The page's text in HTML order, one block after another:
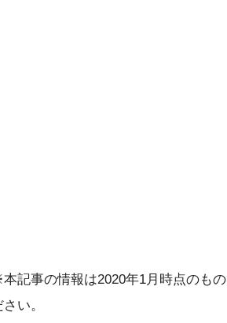
記事の情報は2020年1月時点のも
さい。